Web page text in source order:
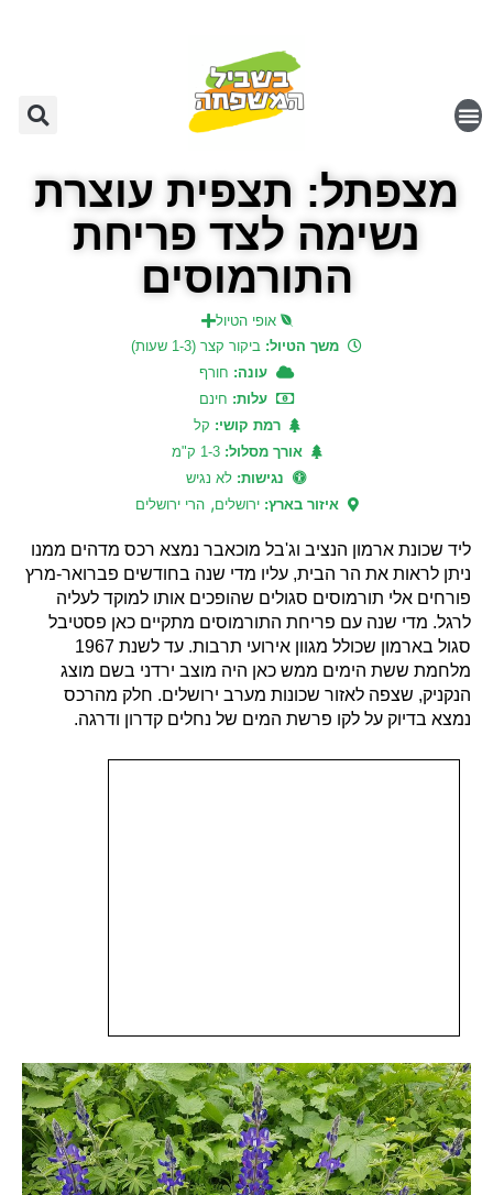
מצפתל: תצפית עוצרת
נשימה לצד פריחת
התורמוסים
אופי הטיול
משך הטיול: ביקור קצר (1-3 שעות)
עונה: חורף
עלות: חינם
רמת קושי: קל
אורך מסלול:1-3 ק"מ
נגישות: לא נגיש
איזור בארץ:ירושלים, הרי ירושלים
ליד שכונת ארמון הנציב וג'בל מוכאבר נמצא רכס מדהים ממנו
ניתן לראות את הר הבית, עליו מדי שנה בחודשים פברואר-מרץ
פורחים אלי תורמוסים סגולים שהופכים אותו למוקד לעליה
לרגל. מדי שנה עם פריחת התורמוסים מתקיים כאן פסטיבל
סגול בארמון שכולל מגוון אירועי תרבות. עד לשנת 1967
מלחמת ששת הימים ממש כאן היה מוצב ירדני בשם מוצג
הנקניק, שצפה לאזור שכונות מערב ירושלים. חלק מהרכס
נמצא בדיוק על לקו פרשת המים של נחלים קדרון ודרגה.